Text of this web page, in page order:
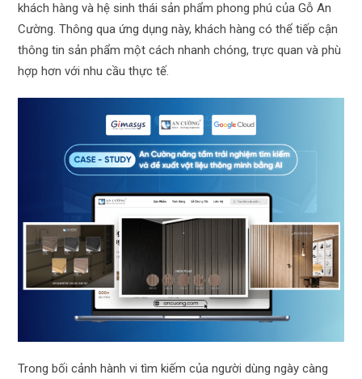
khách hàng và hệ sinh thái sản phẩm phong phú của Gỗ An
Cường. Thông qua ứng dụng này, khách hàng có thể tiếp cận
thông tin sản phẩm một cách nhanh chóng, trực quan và phù
hợp hơn với nhu cầu thực tế.
Trong bối cảnh hành vi tìm kiếm của người dùng ngày càng